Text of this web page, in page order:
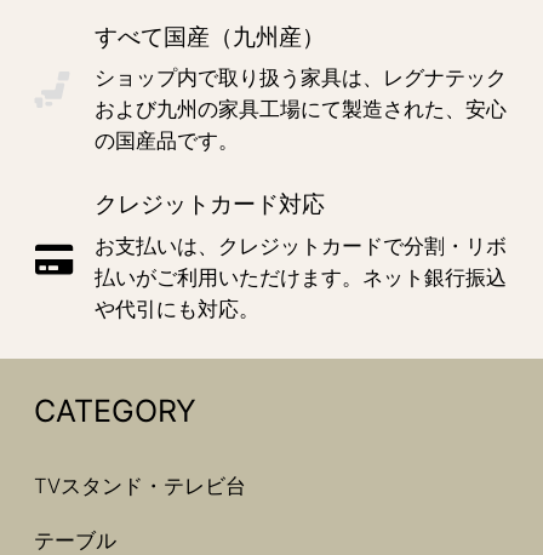
すべて国産（九州産）
ショップ内で取り扱う家具は、レグナテック
および九州の家具工場にて製造された、安心
の国産品です。
クレジットカード対応
お支払いは、クレジットカードで分割・リボ
払いがご利用いただけます。ネット銀行振込
や代引にも対応。
CATEGORY
TVスタンド・テレビ台
テーブル